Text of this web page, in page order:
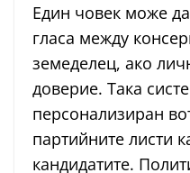
Един човек може
гласа между
земеделец, ако
доверие. Така
персонализиран
партийните листи
кандидатите.